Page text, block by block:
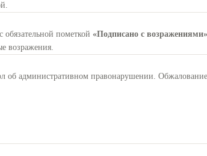
пометкой «Подписано с возражениями»
возражения.
административном правонарушении.